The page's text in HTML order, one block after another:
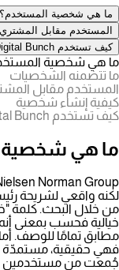
ما هي شخصية المستخدم؟
المستخدم مقابل المشتري
كيف تستخدم Digital Bunch الشخصيات
ما هي شخصية
ما تتضمنه الشخصيات
المستخدم مقابل
كيفية إنشاء شخصية
كيف تستخدم Digital Bunch الشخصيات
ما هي شخصية
Norman Group
لكنه واقعي لشريحة
من خلال البحث. كلمة
خيالية فحسب بمعنى
مطابق تمامًا للوصف.
فهي حقيقية، مستمدّة
جُمعت من مستخدمين